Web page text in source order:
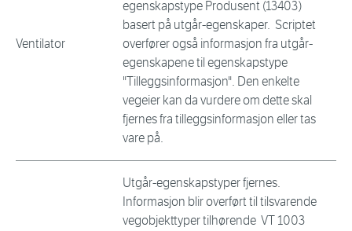
Ventilator
egenskapstype Produsent (13403)
basert på utgår-egenskaper. Scriptet
overfører også informasjon fra utgår-
egenskapene til egenskapstype
"Tilleggsinformasjon". Den enkelte
vegeier kan da vurdere om dette skal
fjernes fra tilleggsinformasjon eller tas
vare på.
Utgår-egenskapstyper fjernes.
Informasjon blir overført til tilsvarende
vegobjekttyper tilhørende VT 1003